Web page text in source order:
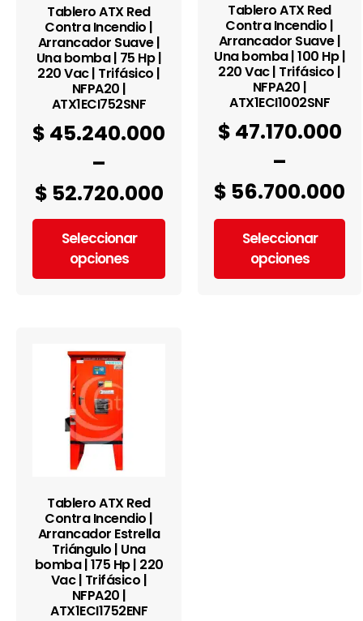
Tablero ATX Red
Contra Incendio |
Arrancador Suave |
Una bomba | 75 Hp |
220 Vac | Trifásico |
NFPA20 |
ATX1ECI752SNF
$ 45.240.000
–
$ 52.720.000
Seleccionar
opciones
Tablero ATX Red
Contra Incendio |
Arrancador Suave |
Una bomba | 100 Hp |
220 Vac | Trifásico |
NFPA20 |
ATX1ECI1002SNF
$ 47.170.000
–
$ 56.700.000
Seleccionar
opciones
Tablero ATX Red
Contra Incendio |
Arrancador Estrella
Triángulo | Una
bomba | 175 Hp | 220
Vac | Trifásico |
NFPA20 |
ATX1ECI1752ENF